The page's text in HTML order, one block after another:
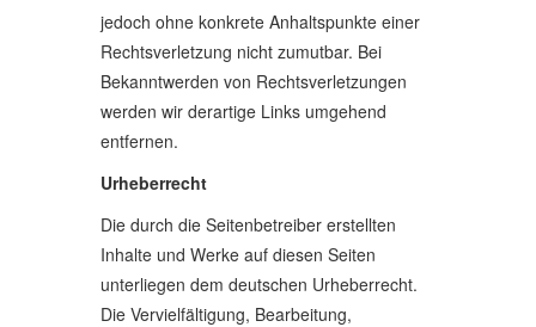
jedoch ohne konkrete Anhaltspunkte einer
Rechtsverletzung nicht zumutbar. Bei
Bekanntwerden von Rechtsverletzungen
werden wir derartige Links umgehend
entfernen.
Urheberrecht
Die durch die Seitenbetreiber erstellten
Inhalte und Werke auf diesen Seiten
unterliegen dem deutschen Urheberrecht.
Die Vervielfältigung, Bearbeitung,